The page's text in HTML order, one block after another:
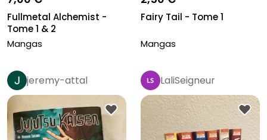
Fullmetal Alchemist -
Tome 1 & 2
Mangas
Fairy Tail - Tome 1
Mangas
jeremy-attal LaliSeigneur